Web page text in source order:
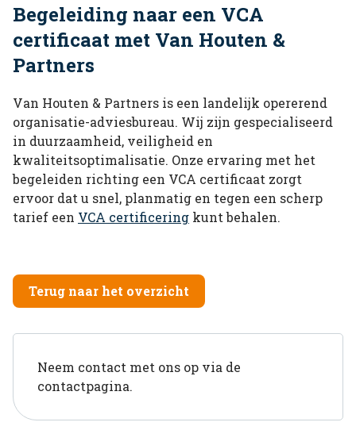
Begeleiding naar een VCA
certificaat met Van Houten &
Partners
Van Houten & Partners is een landelijk opererend
organisatie-adviesbureau. Wij zijn gespecialiseerd
in duurzaamheid, veiligheid en
kwaliteitsoptimalisatie. Onze ervaring met het
begeleiden richting een VCA certificaat zorgt
ervoor dat u snel, planmatig en tegen een scherp
tarief een VCA certificering kunt behalen.
Terug naar het overzicht
Neem contact met ons op via de
contactpagina.